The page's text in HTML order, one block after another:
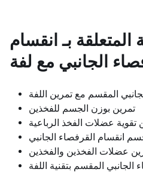
المتعلقة بـ انقسام
الجانبي مع لفة
المقسم مع تمرين اللفة
تمرين بوزن الجسم للفخذين
تقوية عضلات الفخذ الرباعية
انقسام القرفصاء الجانبي
عضلات الفخذين والفخذين
الجانبي المقسم بتقنية اللفة